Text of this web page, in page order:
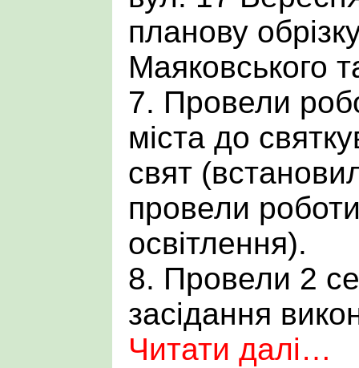
планову
Маяковського
7. Провели
міста до
свят
провели
освітлення).
8. Провели 2
засідання
Читати далі…